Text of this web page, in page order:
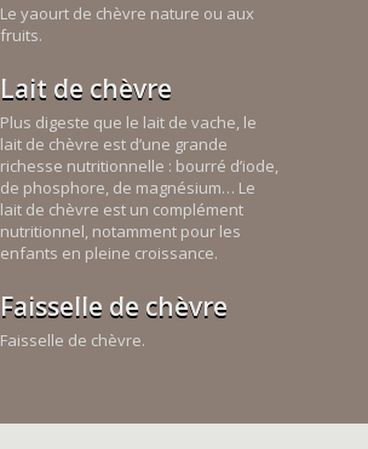
Le yaourt de chèvre nature ou aux
fruits.
Lait de chèvre
Plus digeste que le lait de vache, le
lait de chèvre est d’une grande
richesse nutritionnelle : bourré d’iode,
de phosphore, de magnésium… Le
lait de chèvre est un complément
nutritionnel, notamment pour les
enfants en pleine croissance.
Faisselle de chèvre
Faisselle de chèvre.